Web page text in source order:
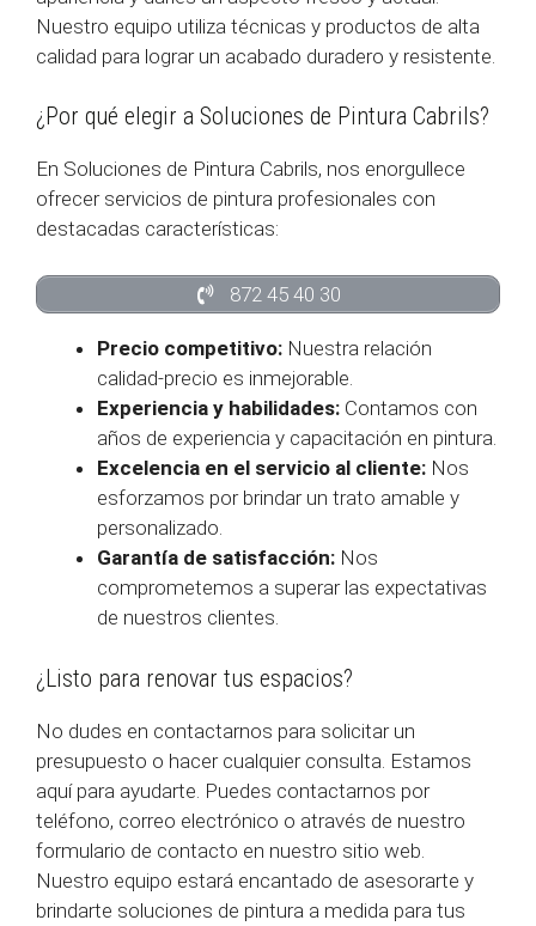
Nuestro equipo utiliza técnicas y productos de alta
calidad para lograr un acabado duradero y resistente.
¿Por qué elegir a Soluciones de Pintura Cabrils?
En Soluciones de Pintura Cabrils, nos enorgullece
ofrecer servicios de pintura profesionales con
destacadas características:
872 45 40 30
Precio competitivo: Nuestra relación
calidad-precio es inmejorable.
Experiencia y habilidades: Contamos con
años de experiencia y capacitación en pintura.
Excelencia en el servicio al cliente: Nos
esforzamos por brindar un trato amable y
personalizado.
Garantía de satisfacción: Nos
comprometemos a superar las expectativas
de nuestros clientes.
¿Listo para renovar tus espacios?
No dudes en contactarnos para solicitar un
presupuesto o hacer cualquier consulta. Estamos
aquí para ayudarte. Puedes contactarnos por
teléfono, correo electrónico o através de nuestro
formulario de contacto en nuestro sitio web.
Nuestro equipo estará encantado de asesorarte y
brindarte soluciones de pintura a medida para tus